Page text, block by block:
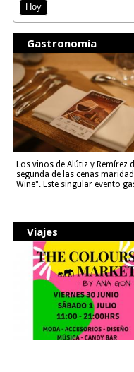
Hoy
Gastronomía
Los vinos de Alútiz y Remírez
segunda de las cenas
Wine". Este singular evento
Viajes